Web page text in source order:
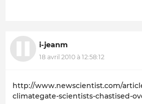
i-jeanm
18 avril 2010 à 12:58:12
http://www.newscientist.com/
climategate-scientists-chastised-